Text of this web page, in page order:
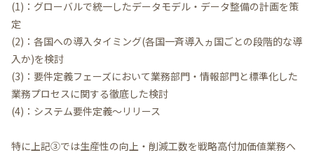
(1)：グローバルで統一したデータモデル・データ整備の計画を策
定
(2)：各国への導入タイミング(各国一斉導入ヵ国ごとの段階的な導
入か)を検討
(3)：要件定義フェーズにおいて業務部門・情報部門と標準化した
業務プロセスに関する徹底した検討
(4)：システム要件定義～リリース
特に上記③では生産性の向上・削減工数を戦略高付加価値業務へ